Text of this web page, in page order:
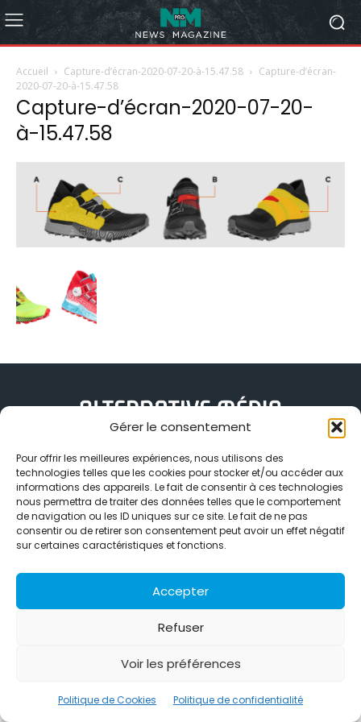
Gérer le consentement
Pour offrir les meilleures expériences, nous utilisons des
technologies telles que les cookies pour stocker et/ou accéder aux
informations des appareils. Le fait de consentir à ces technologies
nous permettra de traiter des données telles que le comportement
de navigation ou les ID uniques sur ce site. Le fait de ne pas
consentir ou de retirer son consentement peut avoir un effet négatif
sur certaines caractéristiques et fonctions.
Accepter
Refuser
Voir les préférences
Politique de Cookies Politique de confidentialité
Accueil Capture-d’écran-2020-07-20-à-15.47.58
Capture-d’écran-
2020-07-20-à-15.47.58
Capture-d’écran-2020-07-20-
à-15.47.58
relations publiques basée à Grenoble. Depuis 1995, elle conçoit et
pilote des stratégies de visibilité en France et à l’international
grâce à un réseau d’agences partenaires.
Contactez-nous :info@alternativemedia.fr
© Copyright - Alternative Média 2026
Politique de confidentialité
Politique de Cookies